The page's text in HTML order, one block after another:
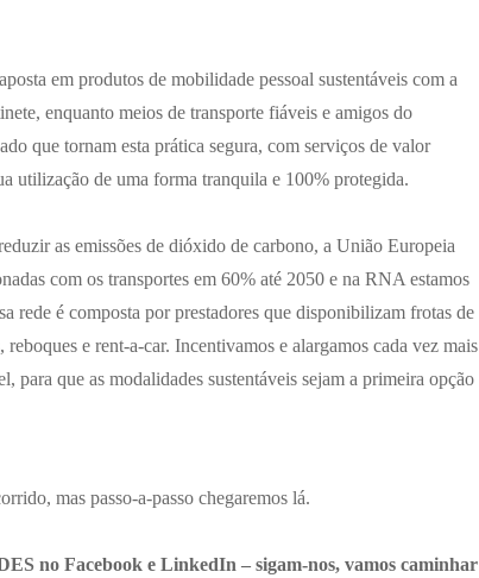
em produtos de mobilidade pessoal sustentáveis com a
enquanto meios de transporte fiáveis e amigos do
que tornam esta prática segura, com serviços de valor
utilização de uma forma tranquila e 100% protegida.
as emissões de dióxido de carbono, a União Europeia
com os transportes em 60% até 2050 e na RNA estamos
rede é composta por prestadores que disponibilizam frotas de
e rent-a-car. Incentivamos e alargamos cada vez mais
para que as modalidades sustentáveis sejam a primeira opção
mas passo-a-passo chegaremos lá.
no Facebook e LinkedIn – sigam-nos, vamos caminhar